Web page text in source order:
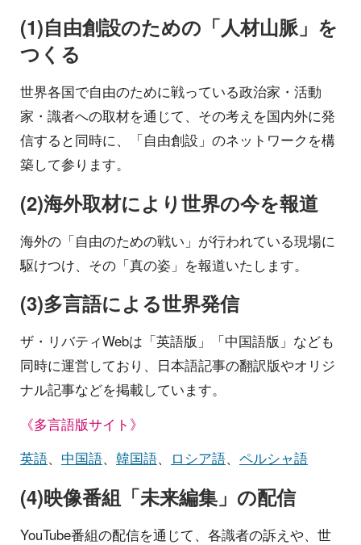
(1)自由創設のための「人材山脈」を
つくる
世界各国で自由のために戦っている政治家・活動
家・識者への取材を通じて、その考えを国内外に発
信すると同時に、「自由創設」のネットワークを構
築して参ります。
(2)海外取材により世界の今を報道
海外の「自由のための戦い」が行われている現場に
駆けつけ、その「真の姿」を報道いたします。
(3)多言語による世界発信
ザ・リバティWebは「英語版」「中国語版」なども
同時に運営しており、日本語記事の翻訳版やオリジ
ナル記事などを掲載しています。
《多言語版サイト》
英語、 中国語、 韓国語、 ロシア語、 ペルシャ語
(4)映像番組「未来編集」の配信
YouTube番組の配信を通じて、各識者の訴えや、世